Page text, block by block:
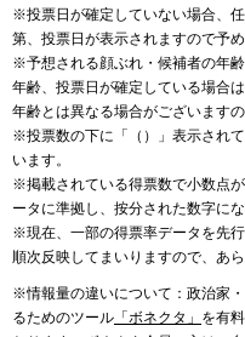
※投票日が確定していない場合、
第、投票日が表示されますので予め
※予想される顔ぶれ・候補者の年
年齢、投票日が確定している場合
年齢とは異なる場合がございます
※投票数の下に「（）」表示され
います。
※掲載されている得票数で小数点
ータに準拠し、按分された数字にな
※現在、一部の得票率データを先
順次反映してまいりますので、あ
※情報量の違いについて：政治家
るためのツール 「ボネクタ」 を有